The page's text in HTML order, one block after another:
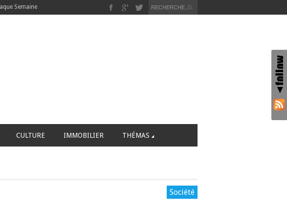
Semaine
CULTURE IMMOBILIER THÉMAS
Société